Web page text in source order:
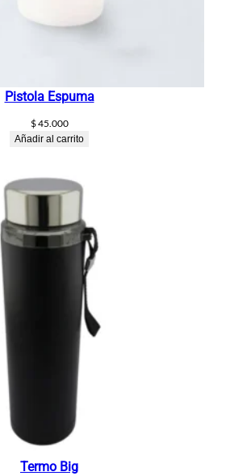
Pistola Espuma
$45.000
Añadir al carrito
Termo Big